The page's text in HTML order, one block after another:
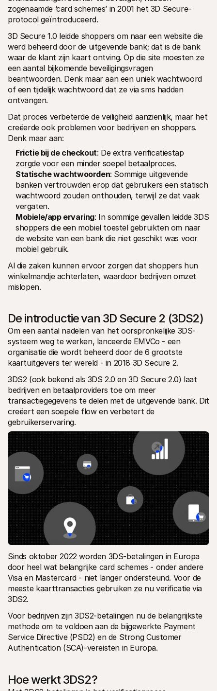
zogenaamde ‘card schemes’ in 2001 het 3D Secure-
protocol geïntroduceerd.
3D Secure 1.0 leidde shoppers om naar een website die
werd beheerd door de uitgevende bank; dat is de bank
waar de klant zijn kaart ontving. Op die site moesten ze
een aantal bijkomende beveiligingsvragen
beantwoorden. Denk maar aan een uniek wachtwoord
of een tijdelijk wachtwoord dat ze via sms hadden
ontvangen.
Dat proces verbeterde de veiligheid aanzienlijk, maar het
creëerde ook problemen voor bedrijven en shoppers.
Denk maar aan:
Frictie bij de checkout: De extra verificatiestap
zorgde voor een minder soepel betaalproces.
Statische wachtwoorden: Sommige uitgevende
banken vertrouwden erop dat gebruikers een statisch
wachtwoord zouden onthouden, terwijl ze dat vaak
vergaten.
Mobiele/app ervaring: In sommige gevallen leidde 3DS
shoppers die een mobiel toestel gebruikten om naar
de website van een bank die niet geschikt was voor
mobiel gebruik.
Al die zaken kunnen ervoor zorgen dat shoppers hun
winkelmandje achterlaten, waardoor bedrijven omzet
mislopen.
De introductie van 3D Secure 2 (3DS2)
Om een aantal nadelen van het oorspronkelijke 3DS-
systeem weg te werken, lanceerde EMVCo - een
organisatie die wordt beheerd door de 6 grootste
kaartuitgevers ter wereld - in 2018 3D Secure 2.
3DS2 (ook bekend als 3DS 2.0 en 3D Secure 2.0) laat
bedrijven en betaalproviders toe om meer
transactiegegevens te delen met de uitgevende bank. Dit
creëert een soepele flow en verbetert de
gebruikerservaring.
Sinds oktober 2022 worden 3DS-betalingen in Europa
door heel wat belangrijke card schemes - onder andere
Visa en Mastercard - niet langer ondersteund. Voor de
meeste kaarttransacties gebruiken ze nu verificatie via
3DS2.
Voor bedrijven zijn 3DS2-betalingen nu de belangrijkste
methode om te voldoen aan de bijgewerkte Payment
Service Directive (PSD2) en de Strong Customer
Authentication (SCA)-vereisten in Europa.
Hoe werkt 3DS2?